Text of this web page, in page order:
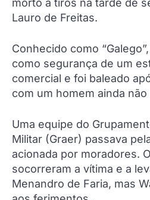
Lauro de Freitas.
Conhecido como
como segurança de um
comercial e foi baleado
com um homem ainda
Uma equipe do
Militar (Graer) passava
acionada por moradores.
socorreram a vítima e a
Menandro de Faria, mas